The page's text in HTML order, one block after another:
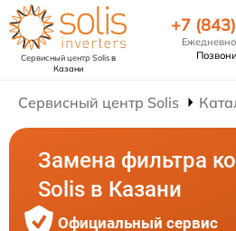
Сервисный центр Solisв
Казани
+7
Сервисный центр Solis
Замена фильтра
Solis в Казани
Официальный сервис